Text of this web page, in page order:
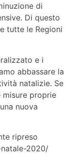
di
Di questo
tutte le Regioni
e i
abbassare la
natalizie. Se
proprie
nuova
ripreso
2020/